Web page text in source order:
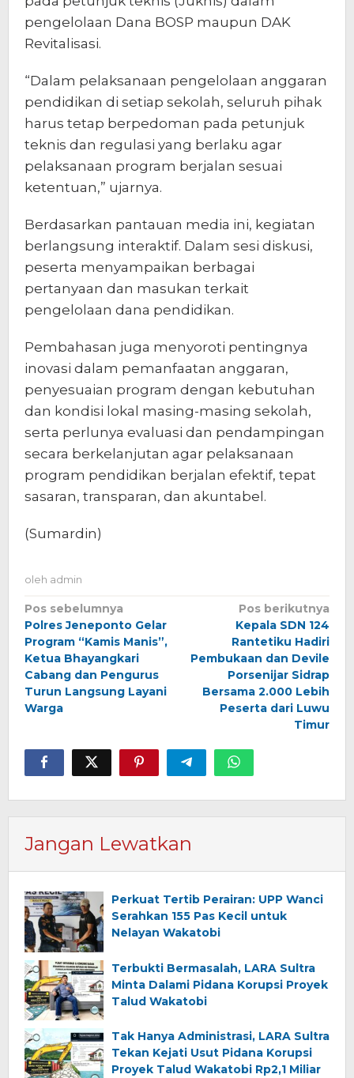
pengelolaan Dana BOSP maupun DAK
Revitalisasi.
“Dalam pelaksanaan pengelolaan anggaran
pendidikan di setiap sekolah, seluruh pihak
harus tetap berpedoman pada petunjuk
teknis dan regulasi yang berlaku agar
pelaksanaan program berjalan sesuai
ketentuan,” ujarnya.
Berdasarkan pantauan media ini, kegiatan
berlangsung interaktif. Dalam sesi diskusi,
peserta menyampaikan berbagai
pertanyaan dan masukan terkait
pengelolaan dana pendidikan.
Pembahasan juga menyoroti pentingnya
inovasi dalam pemanfaatan anggaran,
penyesuaian program dengan kebutuhan
dan kondisi lokal masing-masing sekolah,
serta perlunya evaluasi dan pendampingan
secara berkelanjutan agar pelaksanaan
program pendidikan berjalan efektif, tepat
sasaran, transparan, dan akuntabel.
(Sumardin)
oleh admin
Navigasi
pos
Pos sebelumnya
Polres Jeneponto Gelar
Program “Kamis Manis”,
Ketua Bhayangkari
Cabang dan Pengurus
Turun Langsung Layani
Warga
Pos berikutnya
Kepala SDN 124
Rantetiku Hadiri
Pembukaan dan Devile
Porsenijar Sidrap
Bersama 2.000 Lebih
Peserta dari Luwu
Timur
Jangan Lewatkan
Perkuat Tertib Perairan: UPP Wanci
Serahkan 155 Pas Kecil untuk
Nelayan Wakatobi
Terbukti Bermasalah, LARA Sultra
Minta Dalami Pidana Korupsi Proyek
Talud Wakatobi
Tak Hanya Administrasi, LARA Sultra
Tekan Kejati Usut Pidana Korupsi
Proyek Talud Wakatobi Rp2,1 Miliar